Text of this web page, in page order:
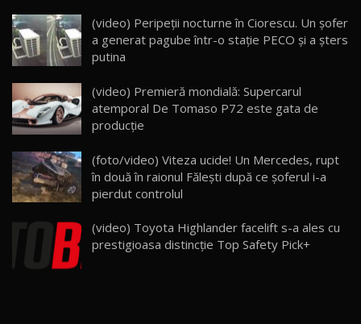
23
Lynk & Co 01 / Test Drive AutoBlog.MD
25:19
24
ZEEKR 009: Cel mai Performant și Confortabil
Van Electric Testat în Moldova / AutoBlog.MD
26:38
25
mai Exclusiv și Puternic Defender Testat în
Moldova
32:21
AutoBlog.MD
10:57
(video) Peripeții nocturne în Ciorescu. Un șofer
a generat pagube într-o stație PECO și a șters
putina
(video) Premieră mondială: Supercarul
atemporal De Tomaso P72 este gata de
producție
(foto/video) Viteza ucide! Un Mercedes, rupt
în două în raionul Făleşti după ce şoferul i-a
pierdut controlul
(video) Toyota Highlander facelift s-a ales cu
prestigioasa distincţie Top Safety Pick+